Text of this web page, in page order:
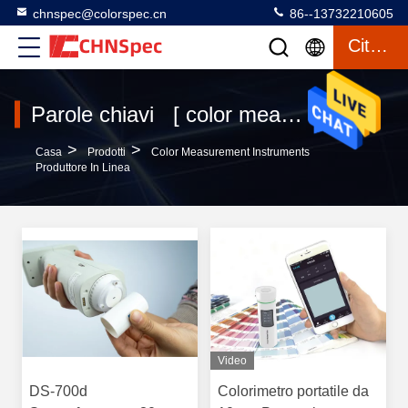
chnspec@colorspec.cn 86--13732210605
Citazione
Parole chiavi [ color measurement instruments ] Partita 618 prodotti
Casa > Prodotti >
Color Measurement Instruments
Produttore In Linea
DS-700d
Video
Colorimetro portatile da